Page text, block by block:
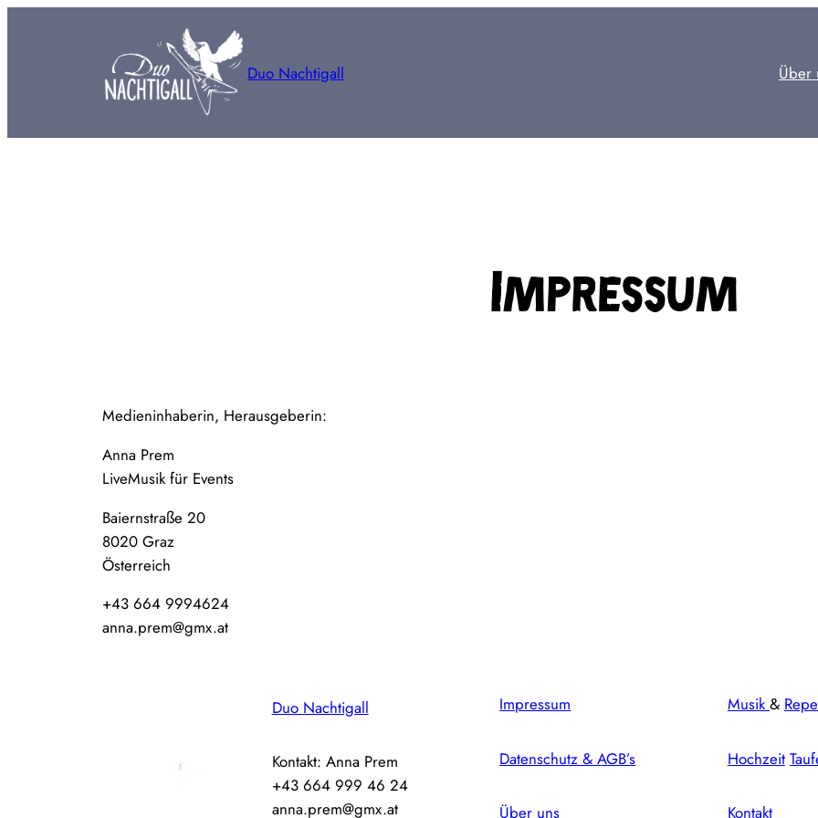
Duo Nachtigall Über
Impressum
Medieninhaberin, Herausgeberin:
Anna Prem
LiveMusik für Events
Baiernstraße 20
8020 Graz
Österreich
+43 664 9994624
anna.prem@gmx.at
Duo Nachtigall
Kontakt: Anna Prem
+43 664 999 46 24
anna.prem@gmx.at
Impressum
Datenschutz & AGB’s
Über uns
Musik &
Hochzeit
Kontakt